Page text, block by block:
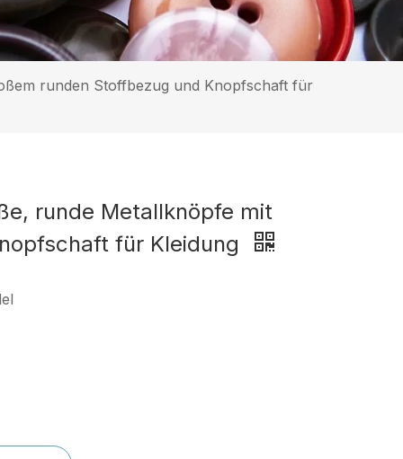
runden Stoffbezug und Knopfschaft für
runde Metallknöpfe mit
für Kleidung